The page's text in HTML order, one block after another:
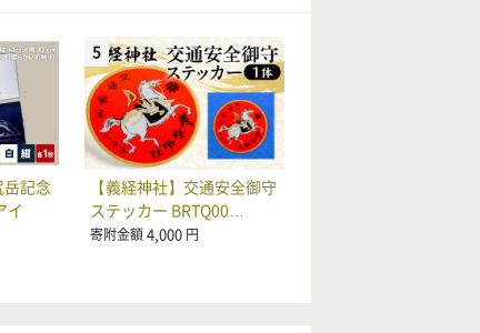
岳記念
イ
【義経神社】交通安全御守
ステッカー BRTQ00…
寄附金額4,000 円